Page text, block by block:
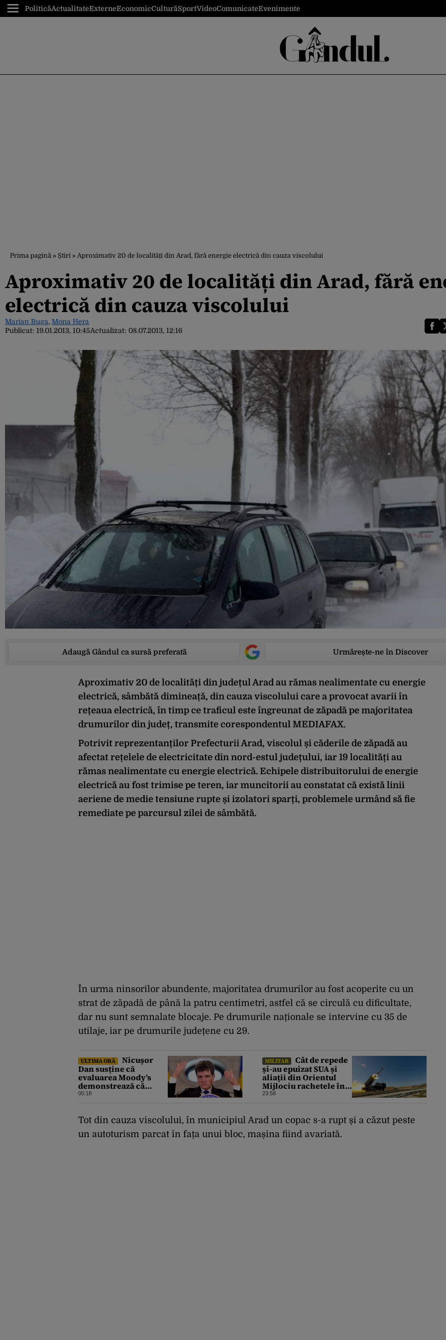
PoliticăActualitateExterneEconomicCulturăSportVideoComunicateEvenimente
Prima pagină » Știri » Aproximativ 20 de localități din Arad, fără energie electrică din cauza viscolului
Aproximativ 20 de localități din Arad, fără
electrică din cauza viscolului
Marian Buga, Mona Hera
Publicat: 19.01.2013, 10:45Actualizat: 08.07.2013, 12:16
Adaugă Gândul ca sursă preferată Urmărește-ne în Discover
Aproximativ 20 de localități din județul Arad au rămas nealimentate cu energie
electrică, sâmbătă dimineață, din cauza viscolului care a provocat avarii în
rețeaua electrică, în timp ce traficul este îngreunat de zăpadă pe majoritatea
drumurilor din județ, transmite corespondentul MEDIAFAX.
Potrivit reprezentanților Prefecturii Arad, viscolul și căderile de zăpadă au
afectat rețelele de electricitate din nord-estul județului, iar 19 localități au
rămas nealimentate cu energie electrică. Echipele distribuitorului de energie
electrică au fost trimise pe teren, iar muncitorii au constatat că există linii
aeriene de medie tensiune rupte și izolatori sparți, problemele urmând să fie
remediate pe parcursul zilei de sâmbătă.
În urma ninsorilor abundente, majoritatea drumurilor au fost acoperite cu un
strat de zăpadă de până la patru centimetri, astfel că se circulă cu dificultate,
dar nu sunt semnalate blocaje. Pe drumurile naționale se intervine cu 35 de
utilaje, iar pe drumurile județene cu 29.
ULTIMA ORĂ
Nicușor
Dan susține că
evaluarea Moody’s
demonstrează că
România a făcut pașii
investitorilor: „Totuși,
perspectiva rămâne
rezervată”
00:18
MILITAR
Cât de repede
și-au epuizat SUA și
aliații din Orientul
Mijlociu rachetele în
conflictul cu Iranul
23:58
Tot din cauza viscolului, în municipiul Arad un copac s-a rupt și a căzut peste
un autoturism parcat în fața unui bloc, mașina fiind avariată.